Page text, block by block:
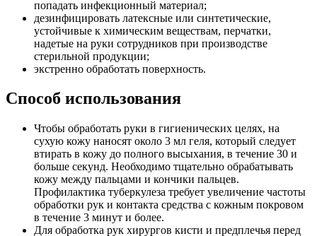
попадать инфекционный материал;
дезинфицировать латексные или синтетические,
устойчивые к химическим веществам, перчатки,
надетые на руки сотрудников при производстве
стерильной продукции;
экстренно обработать поверхность.
Способ использования
Чтобы обработать руки в гигиенических целях, на
сухую кожу наносят около 3 мл геля, который следует
втирать в кожу до полного высыхания, в течение 30 и
больше секунд. Необходимо тщательно обрабатывать
кожу между пальцами и кончики пальцев.
Профилактика туберкулеза требует увеличение частоты
обработки рук и контакта средства с кожным покровом
в течение 3 минут и более.
Для обработка рук хирургов кисти и предплечья перед